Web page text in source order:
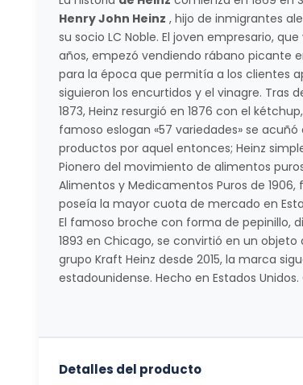
Henry John Heinz , hijo de inmigrantes
su socio LC Noble. El joven empresario,
años, empezó vendiendo rábano picante
para la época que permitía a los clientes
siguieron los encurtidos y el vinagre. Tras
1873, Heinz resurgió en 1876 con el
famoso eslogan «57 variedades» se
productos por aquel entonces; Heinz
Pionero del movimiento de alimentos
Alimentos y Medicamentos Puros de 1906,
poseía la mayor cuota de mercado en
El famoso broche con forma de pepinillo,
1893 en Chicago, se convirtió en un
grupo Kraft Heinz desde 2015, la marca
estadounidense. Hecho en Estados
Detalles del producto